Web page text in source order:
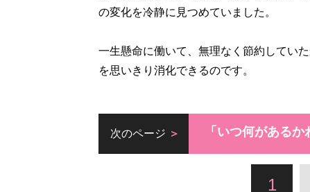
の変化を冷静に見つめていました。
一生懸命に働いて、無理なく節約してい
を思いきり消化できるのです。
次のページ 「いつ何があるか
1